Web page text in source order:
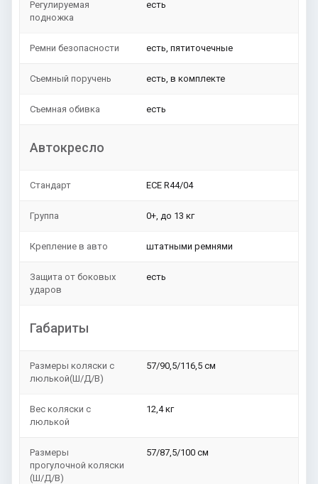
Регулируемая
подножка
есть
Ремни безопасности есть, пятиточечные
Съемный поручень есть, в комплекте
Съемная обивка есть
Автокресло
Стандарт ЕСЕ R44/04
Группа 0+, до 13 кг
Крепление в авто штатными ремнями
Защита от боковых
ударов
есть
Габариты
Размеры коляски с
люлькой(Ш/Д/В)
57/90,5/116,5 см
Вес коляски с
люлькой
12,4 кг
Размеры
прогулочной коляски
(Ш/Д/В)
57/87,5/100 см